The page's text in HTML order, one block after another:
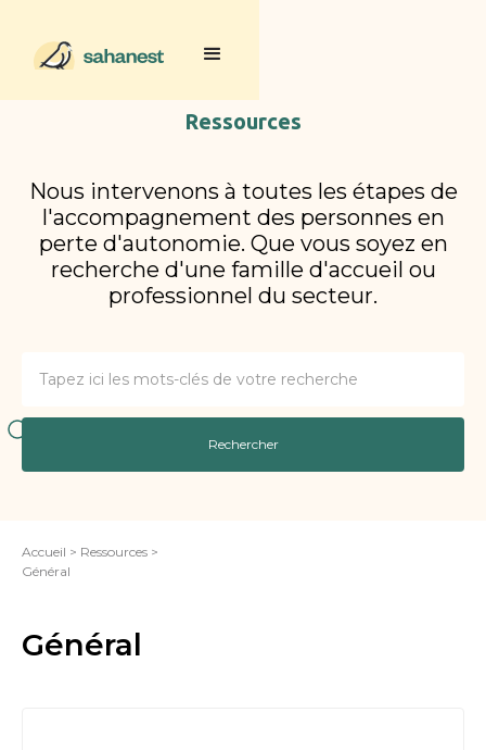
Ressources
Nous intervenons à toutes les étapes de
l'accompagnement des personnes en
perte d'autonomie. Que vous soyez en
recherche d'une famille d'accueil ou
professionnel du secteur.
Rechercher
Accueil > Ressources >
Général
Général